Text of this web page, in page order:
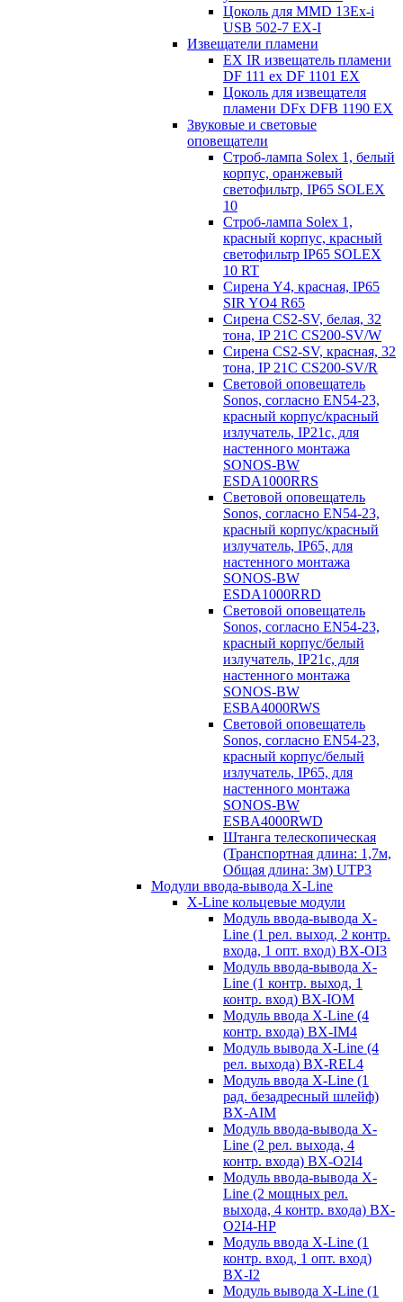
Цоколь для MMD 13Ex-i
USB 502-7 EX-I
Извещатели пламени
EX IR извещатель пламени
DF 111 ex DF 1101 EX
Цоколь для извещателя
пламени DFx DFB 1190 EX
Звуковые и световые
оповещатели
Строб-лампа Solex 1, белый
корпус, оранжевый
светофильтр, IP65 SOLEX
10
Строб-лампа Solex 1,
красный корпус, красный
светофильтр IP65 SOLEX
10 RT
Сирена Y4, красная, IP65
SIR YO4 R65
Сирена CS2-SV, белая, 32
тона, IP 21C CS200-SV/W
Сирена CS2-SV, красная, 32
тона, IP 21C CS200-SV/R
Световой оповещатель
Sonos, согласно EN54-23,
красный корпус/красный
излучатель, IP21c, для
настенного монтажа
SONOS-BW
ESDA1000RRS
Световой оповещатель
Sonos, согласно EN54-23,
красный корпус/красный
излучатель, IP65, для
настенного монтажа
SONOS-BW
ESDA1000RRD
Световой оповещатель
Sonos, согласно EN54-23,
красный корпус/белый
излучатель, IP21c, для
настенного монтажа
SONOS-BW
ESBA4000RWS
Световой оповещатель
Sonos, согласно EN54-23,
красный корпус/белый
излучатель, IP65, для
настенного монтажа
SONOS-BW
ESBA4000RWD
Штанга телескопическая
(Транспортная длина: 1,7м,
Общая длина: 3м) UTP3
Модули ввода-вывода X-Line
X-Line кольцевые модули
Модуль ввода-вывода X-
Line (1 рел. выход, 2 контр.
входа, 1 опт. вход) BX-OI3
Модуль ввода-вывода X-
Line (1 контр. выход, 1
контр. вход) BX-IOM
Модуль ввода X-Line (4
контр. входа) BX-IM4
Модуль вывода X-Line (4
рел. выхода) BX-REL4
Модуль ввода X-Line (1
рад. безадресный шлейф)
BX-AIM
Модуль ввода-вывода X-
Line (2 рел. выхода, 4
контр. входа) BX-O2I4
Модуль ввода-вывода X-
Line (2 мощных рел.
выхода, 4 контр. входа) BX-
O2I4-HP
Модуль ввода X-Line (1
контр. вход, 1 опт. вход)
BX-I2
Модуль вывода X-Line (1